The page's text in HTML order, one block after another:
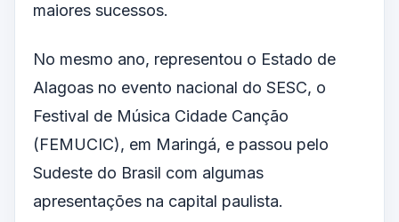
maiores sucessos.
No mesmo ano, representou o Estado de
Alagoas no evento nacional do SESC, o
Festival de Música Cidade Canção
(FEMUCIC), em Maringá, e passou pelo
Sudeste do Brasil com algumas
apresentações na capital paulista.